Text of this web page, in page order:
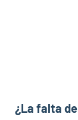
¿La falta